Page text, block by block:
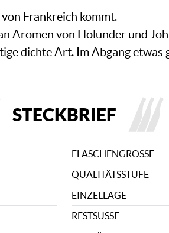
Frankreich kommt.
Aromen von Holunder und
dichte Art. Im Abgang
STECKBRIEF
FLASCHENGRÖSSE
QUALITÄTSSTUFE
EINZELLAGE
RESTSÜSSE